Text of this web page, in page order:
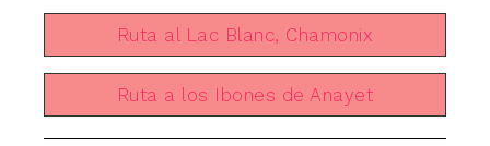
Ruta al Lac Blanc, Chamonix
Ruta a los Ibones de Anayet